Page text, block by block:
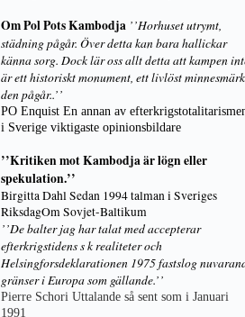
Om Pol Pots Kambodja ’’Horhuset utrymt,
städning pågår. Över detta kan bara hallickar
känna sorg. Dock lär oss allt detta att kampen
är ett historiskt monument, ett livlöst
den pågår..’’
PO Enquist En annan av
i Sverige viktigaste opinionsbildare
’’Kritiken mot Kambodja är lögn eller
spekulation.’’
Birgitta Dahl Sedan 1994 talman i Sveriges
RiksdagOm Sovjet-Baltikum
’’De balter jag har talat med accepterar
efterkrigstidens s k realiteter och
Helsingforsdeklarationen 1975 fastslog
gränser i Europa som gällande.’’
Pierre Schori Uttalande så sent som i Januari
1991